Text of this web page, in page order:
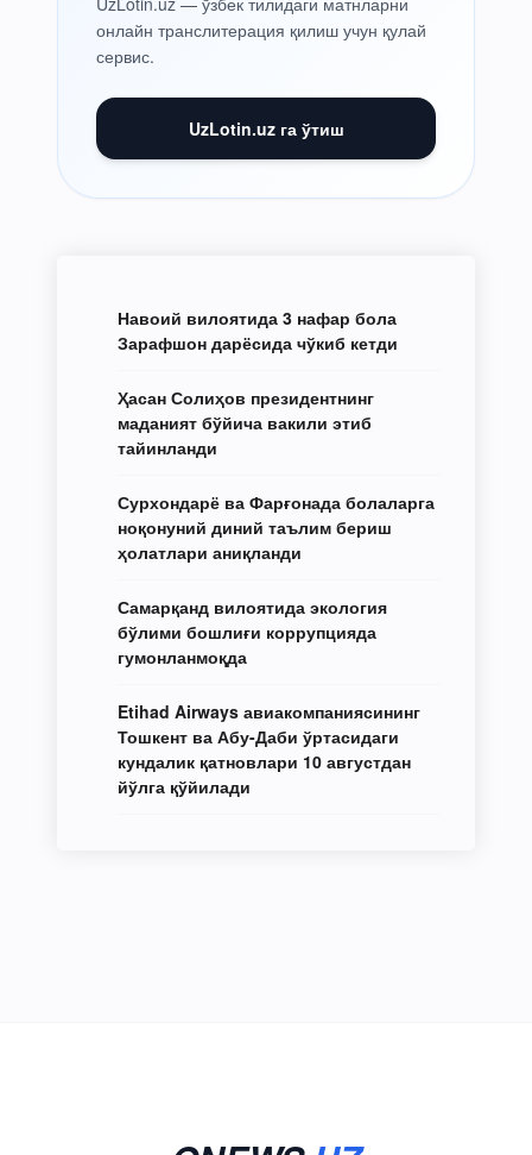
онлайн транслитерация қилиш учун қулай
сервис.
UzLotin.uz га ўтиш
Навоий вилоятида 3 нафар бола
Зарафшон дарёсида чўкиб кетди
Ҳасан Солиҳов президентнинг
маданият бўйича вакили этиб
тайинланди
Сурхондарё ва Фарғонада болаларга
ноқонуний диний таълим бериш
ҳолатлари аниқланди
Самарқанд вилоятида экология
бўлими бошлиғи коррупцияда
гумонланмоқда
Etihad Airways авиакомпаниясининг
Тошкент ва Абу-Даби ўртасидаги
кундалик қатновлари 10 августдан
йўлга қўйилади